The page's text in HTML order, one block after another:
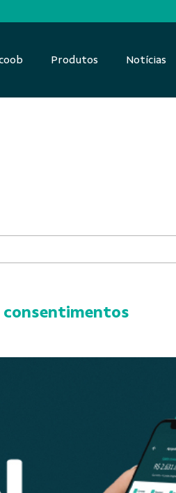
Produtos Notícias
consentimentos